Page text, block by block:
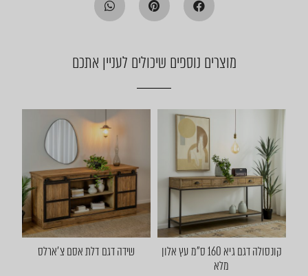
מוצרים נוספים שיכולים לעניין אתכם
קונסולה דגם גיא 160 ס"מ עץ אלון
מלא
שידה דגם דלת אסם צ'ארלס